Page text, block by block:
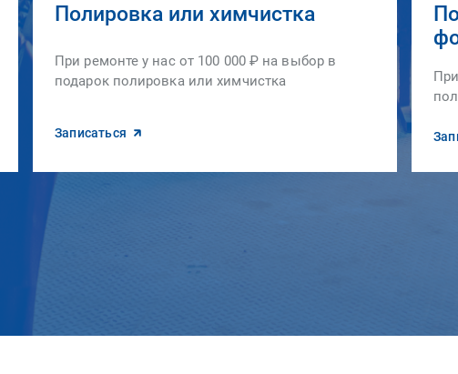
Полировка или химчистка
При ремонте у нас от 100 000 ₽ на выбор в
подарок полировка или химчистка
Записаться